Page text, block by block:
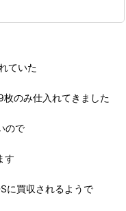
ていた
のみ仕入れてきました
ので
す
に買収されるようで